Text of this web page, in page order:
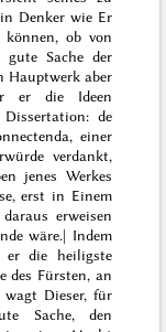
Denker wie Er
können, ob von
gute Sache der
Hauptwerk aber
er die Ideen
de
, einer
verdankt,
jenes Werkes
erst in Einem
erweisen
wäre.| Indem
die heiligste
des Fürsten, an
Dieser, für
Sache, den